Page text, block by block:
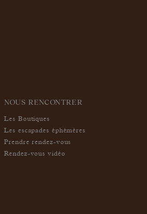
NOUS RENCONTRER
Les Boutiques
Les escapades éphémères
Prendre rendez-vous
Rendez-vous vidéo